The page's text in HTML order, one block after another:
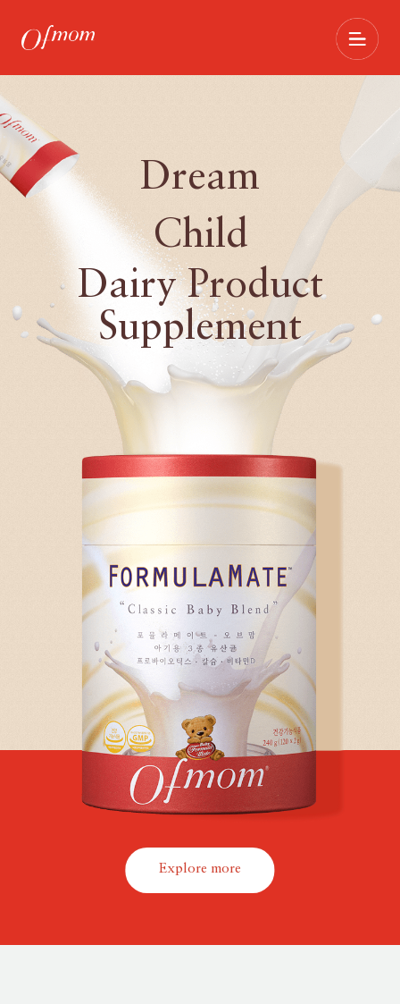
Dream
Child
Dairy Product
Supplement
Explore more